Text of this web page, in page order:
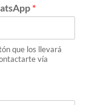
*
que los llevará
vía